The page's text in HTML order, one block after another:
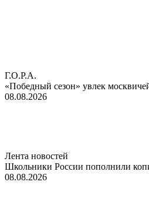
Г.О.Р.А.
«Победный сезон» увлек
08.08.2026
Лента новостей
Школьники России пополнили
08.08.2026